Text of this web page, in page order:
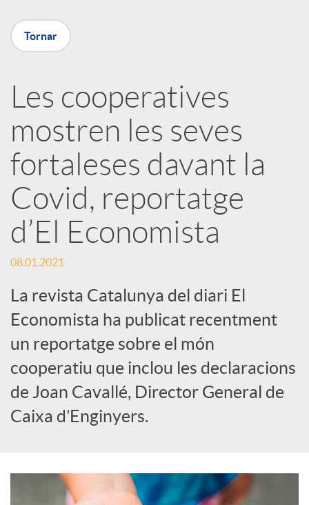
X
a
r
x
e
s
S
o
c
i
Tornar
Les cooperatives
mostren les seves
fortaleses davant la
Covid, reportatge
d’El Economista
08.01.2021
La revista Catalunya del diari El
Economista ha publicat recentment
un reportatge sobre el món
cooperatiu que inclou les declaracions
de Joan Cavallé, Director General de
Caixa d’Enginyers.